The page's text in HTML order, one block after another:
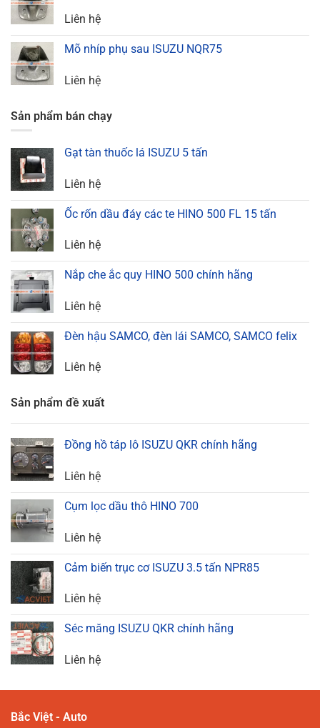
Liên hệ
Mõ nhíp phụ sau ISUZU NQR75
Liên hệ
Sản phẩm bán chạy
Gạt tàn thuốc lá ISUZU 5 tấn
Liên hệ
Ốc rốn dầu đáy các te HINO 500 FL 15 tấn
Liên hệ
Nắp che ắc quy HINO 500 chính hãng
Liên hệ
Đèn hậu SAMCO, đèn lái SAMCO, SAMCO felix
Liên hệ
Sản phẩm đề xuất
Đồng hồ táp lô ISUZU QKR chính hãng
Liên hệ
Cụm lọc dầu thô HINO 700
Liên hệ
Cảm biến trục cơ ISUZU 3.5 tấn NPR85
Liên hệ
Séc măng ISUZU QKR chính hãng
Liên hệ
Bắc Việt - Auto